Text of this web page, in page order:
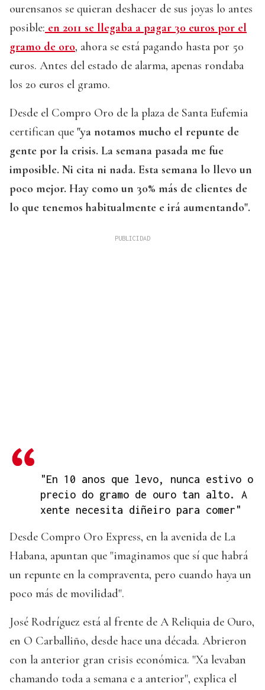
ourensanos se quieran deshacer de sus joyas lo antes
posible: en 2011 se llegaba a pagar 30 euros por el
gramo de oro, ahora se está pagando hasta por 50
euros. Antes del estado de alarma, apenas rondaba
los 20 euros el gramo.
Desde el Compro Oro de la plaza de Santa Eufemia
certifican que "ya notamos mucho el repunte de
gente por la crisis. La semana pasada me fue
imposible. Ni cita ni nada. Esta semana lo llevo un
poco mejor. Hay como un 30% más de clientes de
lo que tenemos habitualmente e irá aumentando".
"En 10 anos que levo, nunca estivo o
precio do gramo de ouro tan alto. A
xente necesita diñeiro para comer"
Desde Compro Oro Express, en la avenida de La
Habana, apuntan que "imaginamos que sí que habrá
un repunte en la compraventa, pero cuando haya un
poco más de movilidad".
José Rodríguez está al frente de A Reliquia de Ouro,
en O Carballiño, desde hace una década. Abrieron
con la anterior gran crisis económica. "Xa levaban
chamando toda a semana e a anterior", explica el